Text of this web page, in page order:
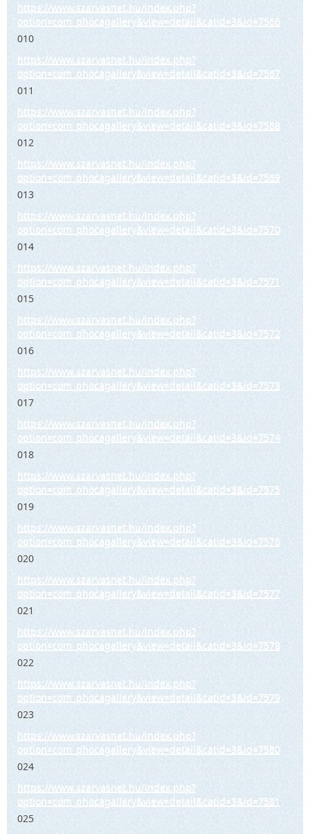
https://www.szarvasnet.hu/index.php?
option=com_phocagallery&view=detail&catid=3&id=7566
010
https://www.szarvasnet.hu/index.php?
option=com_phocagallery&view=detail&catid=3&id=7567
011
https://www.szarvasnet.hu/index.php?
option=com_phocagallery&view=detail&catid=3&id=7568
012
https://www.szarvasnet.hu/index.php?
option=com_phocagallery&view=detail&catid=3&id=7569
013
https://www.szarvasnet.hu/index.php?
option=com_phocagallery&view=detail&catid=3&id=7570
014
https://www.szarvasnet.hu/index.php?
option=com_phocagallery&view=detail&catid=3&id=7571
015
https://www.szarvasnet.hu/index.php?
option=com_phocagallery&view=detail&catid=3&id=7572
016
https://www.szarvasnet.hu/index.php?
option=com_phocagallery&view=detail&catid=3&id=7573
017
https://www.szarvasnet.hu/index.php?
option=com_phocagallery&view=detail&catid=3&id=7574
018
https://www.szarvasnet.hu/index.php?
option=com_phocagallery&view=detail&catid=3&id=7575
019
https://www.szarvasnet.hu/index.php?
option=com_phocagallery&view=detail&catid=3&id=7576
020
https://www.szarvasnet.hu/index.php?
option=com_phocagallery&view=detail&catid=3&id=7577
021
https://www.szarvasnet.hu/index.php?
option=com_phocagallery&view=detail&catid=3&id=7578
022
https://www.szarvasnet.hu/index.php?
option=com_phocagallery&view=detail&catid=3&id=7579
023
https://www.szarvasnet.hu/index.php?
option=com_phocagallery&view=detail&catid=3&id=7580
024
https://www.szarvasnet.hu/index.php?
option=com_phocagallery&view=detail&catid=3&id=7581
025